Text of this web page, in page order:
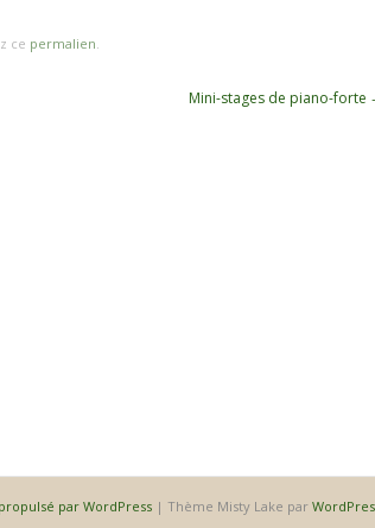
ce permalien.
Mini-stages de piano-forte
par WordPress | Thème Misty Lake par